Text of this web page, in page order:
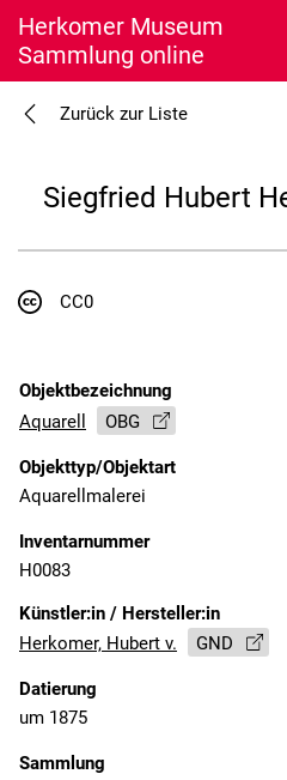
Herkomer Museum
Sammlung online
Entdecken
Nutzung
Zurück zur Liste
Siegfried Hubert
CC0
Objektbezeichnung
Aquarell
OBG
Objekttyp/Objektart
Aquarellmalerei
Inventarnummer
H0083
Künstler:in / Hersteller:in
Herkomer, Hubert v.
GND
Datierung
um 1875
Sammlung